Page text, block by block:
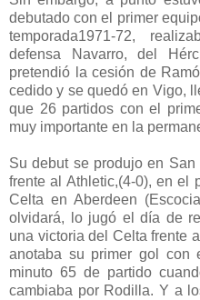
debutado con el primer
temporada1971-72,
defensa Navarro, del
pretendió la cesión de
cedido y se quedó en Vigo,
que 26 partidos con el
muy importante en la
Su debut se produjo en
frente al Athletic,(4-0), en el
Celta en Aberdeen
olvidará, lo jugó el día de
una victoria del Celta frente
anotaba su primer gol con
minuto 65 de partido
cambiaba por Rodilla. Y a